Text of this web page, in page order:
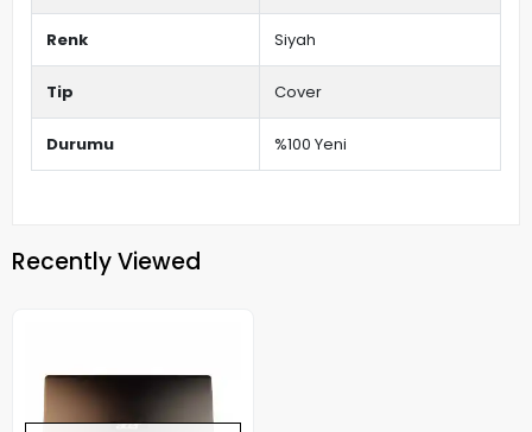
Renk Siyah
Tip Cover
Durumu %100 Yeni
Recently Viewed